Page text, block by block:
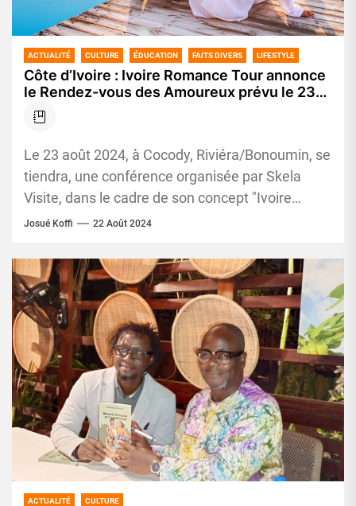
ACTUALITÉ CULTURE ÉDUCATION FAITS DIVERS LIFESTYLE
Côte d’Ivoire : Ivoire Romance Tour annonce
le Rendez-vous des Amoureux prévu le 23
août 2024
Le 23 août 2024, à Cocody, Riviéra/Bonoumin, se
tiendra, une conférence organisée par Skela
Visite, dans le cadre de son concept "Ivoire
Romance Tour". Cet...
Josué Koffi 22 Août 2024
ACTUALITÉ CULTURE